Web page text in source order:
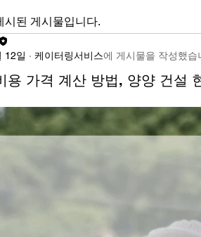
시된 게시물입니다.
12일 · 케이터링서비스에 게시물을 작성했습
용 가격 계산 방법, 양양 건설